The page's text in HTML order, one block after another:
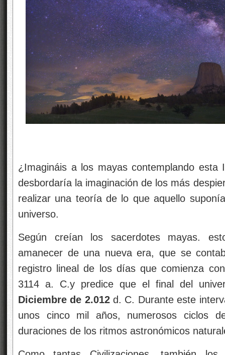
¿Imagináis a los mayas contemplando esta
desbordaría la imaginación de los más
realizar una teoría de lo que aquello
universo.
Según creían los sacerdotes mayas.
amanecer de una nueva era, que se
registro lineal de los días que comienza
3114 a. C.y predice que el final del
Diciembre de 2.012d. C. Durante este
unos cinco mil años, numerosos ciclos
duraciones de los ritmos astronómicos